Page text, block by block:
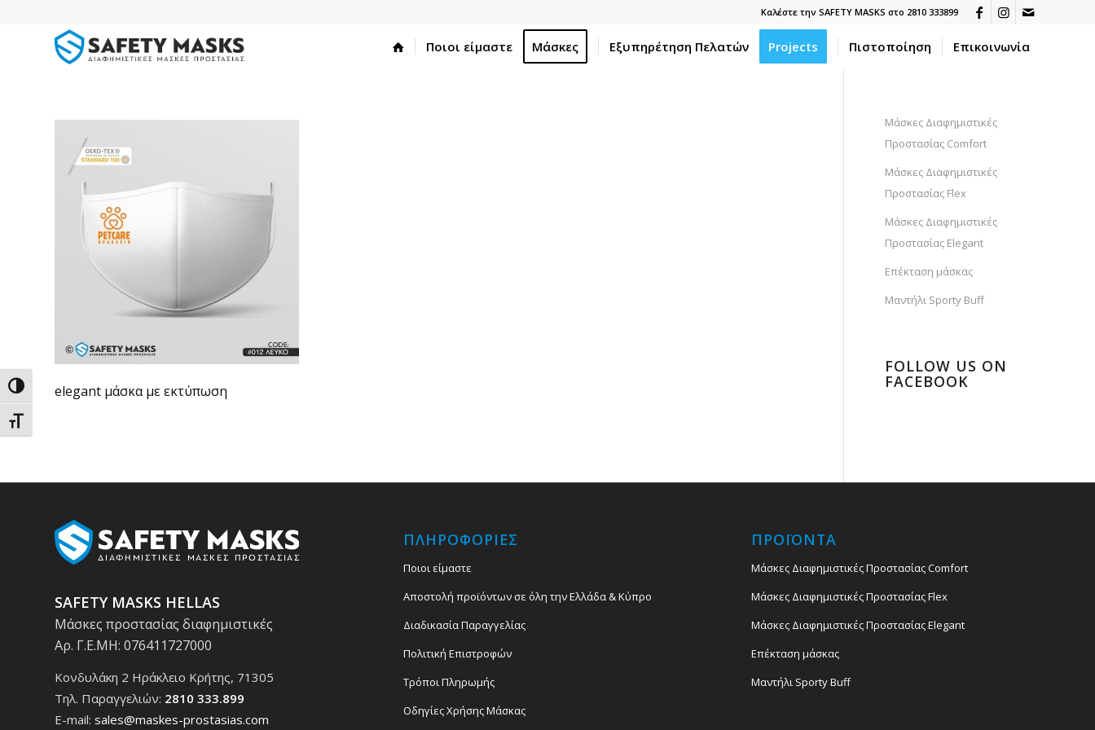
Εναλλαγή Υψηλής Αντίθεσης
Εναλλαγή Μεγέθους Γραμμάτων
Καλέστε την SAFETY MASKS στο 2810 333899
Ποιοι είμαστε Μάσκες Εξυπηρέτηση Πελατών Projects Πιστοποίηση Επικοινωνία
elegant μάσκα με εκτύπωση
Μάσκες Διαφημιστικές
Προστασίας Comfort
Μάσκες Διαφημιστικές
Προστασίας Flex
Μάσκες Διαφημιστικές
Προστασίας Elegant
Επέκταση μάσκας
Μαντήλι Sporty Buff
FOLLOW US ON
FACEBOOK
SAFETY MASKS HELLAS
Μάσκες προστασίας διαφημιστικές
Αρ. Γ.Ε.ΜΗ: 076411727000
Κονδυλάκη 2 Ηράκλειο Κρήτης, 71305
Τηλ. Παραγγελιών: 2810 333.899
E-mail: sales@maskes-prostasias.com
ΠΛΗΡΟΦΟΡΙΕΣ
Ποιοι είμαστε
Αποστολή προϊόντων σε όλη την Ελλάδα & Κύπρο
Διαδικασία Παραγγελίας
Πολιτική Επιστροφών
Τρόποι Πληρωμής
Οδηγίες Χρήσης Μάσκας
ΠΡΟΪΟΝΤΑ
Μάσκες Διαφημιστικές Προστασίας Comfort
Μάσκες Διαφημιστικές Προστασίας Flex
Μάσκες Διαφημιστικές Προστασίας Elegant
Επέκταση μάσκας
Μαντήλι Sporty Buff